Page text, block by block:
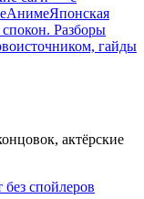
АнимеЯпонская
Разборы
гайды
актёрские